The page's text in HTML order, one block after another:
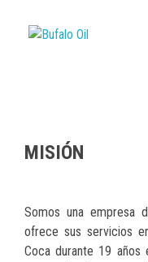
MISIÓN
Somos una empresa
ofrece sus servicios
Coca durante 19 años